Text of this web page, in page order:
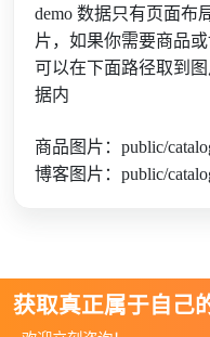
demo 数据只有页面布
片，如果你需要商品
可以在下面路径取到
据内
商品图片：public/
博客图片：public/
获取真正属于自己